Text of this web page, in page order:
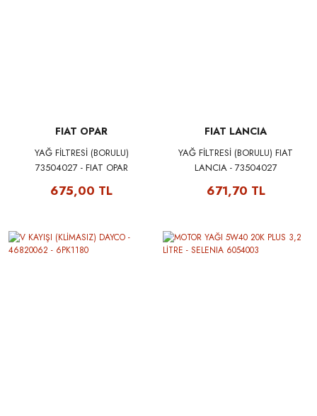
FIAT OPAR
YAĞ FİLTRESİ (BORULU)
73504027 - FIAT OPAR
675,00 TL
FIAT LANCIA
YAĞ FİLTRESİ (BORULU) FIAT
LANCIA - 73504027
671,70 TL